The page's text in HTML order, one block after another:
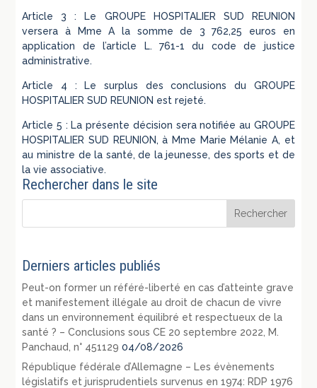
Article 3 : Le GROUPE HOSPITALIER SUD REUNION
versera à Mme A la somme de 3 762,25 euros en
application de l’article L. 761-1 du code de justice
administrative.
Article 4 : Le surplus des conclusions du GROUPE
HOSPITALIER SUD REUNION est rejeté.
Article 5 : La présente décision sera notifiée au GROUPE
HOSPITALIER SUD REUNION, à Mme Marie Mélanie A, et
au ministre de la santé, de la jeunesse, des sports et de
la vie associative.
Rechercher dans le site
Derniers articles publiés
Peut-on former un référé-liberté en cas d’atteinte grave
et manifestement illégale au droit de chacun de vivre
dans un environnement équilibré et respectueux de la
santé ? – Conclusions sous CE 20 septembre 2022, M.
Panchaud, n° 451129 04/08/2026
République fédérale d’Allemagne – Les évènements
législatifs et jurisprudentiels survenus en 1974: RDP 1976